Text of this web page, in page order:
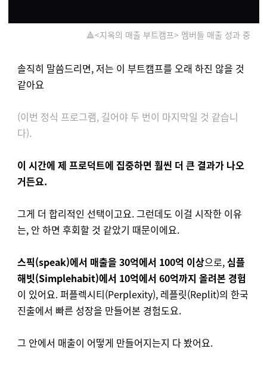
🔺<지옥의 매출 부트캠프> 멤버들 매출 성과 중
솔직히 말씀드리면, 저는 이 부트캠프를 오래 하진 않을 것
같아요
(이번 정식 프로그램, 길어야 두 번이 마지막일 것 같습니
다).
이 시간에 제 프로덕트에 집중하면 훨씬 더 큰 결과가 나오
거든요.
그게 더 합리적인 선택이고요. 그런데도 이걸 시작한 이유
는, 안 하면 후회할 것 같았기 때문이에요.
스픽(speak)에서 매출을 30억에서 100억 이상으로,심플
해빗(Simplehabit)에서 10억에서 60억까지 올려본 경험
이 있어요. 퍼플렉시티(Perplexity), 레플릿(Replit)의 한국
진출에서 빠른 성장을 만들어본 경험도요.
그 안에서 매출이 어떻게 만들어지는지 다 봤어요.